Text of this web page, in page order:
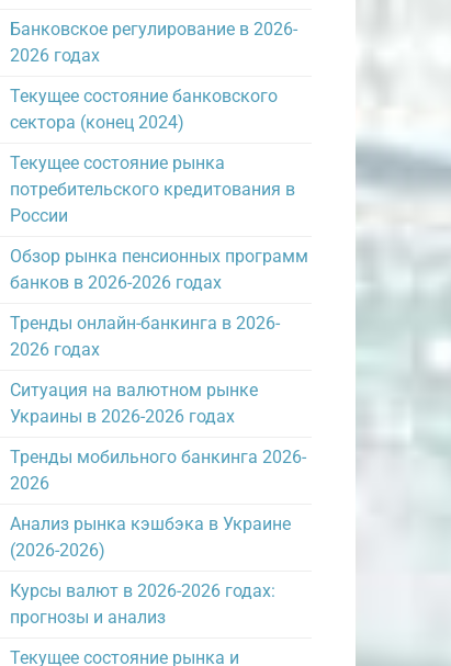
Банковское регулирование в 2026-
2026 годах
Текущее состояние банковского
сектора (конец 2024)
Текущее состояние рынка
потребительского кредитования в
России
Обзор рынка пенсионных программ
банков в 2026-2026 годах
Тренды онлайн-банкинга в 2026-
2026 годах
Ситуация на валютном рынке
Украины в 2026-2026 годах
Тренды мобильного банкинга 2026-
2026
Анализ рынка кэшбэка в Украине
(2026-2026)
Курсы валют в 2026-2026 годах:
прогнозы и анализ
Текущее состояние рынка и